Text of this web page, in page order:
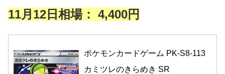
11月12日相場： 4,400円
ポケモンカードゲーム PK-S8-113
カミツレのきらめき SR